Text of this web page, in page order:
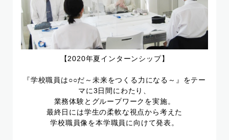
【2020年夏インターンシップ】
『学校職員は○○だ～未来をつくる力になる～』をテー
マに3日間にわたり、
業務体験とグループワークを実施。
最終日には学生の柔軟な視点から考えた
学校職員像を本学職員に向けて発表。